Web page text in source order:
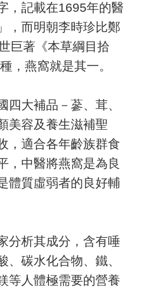
，記載在1695年的醫
，而明朝李時珍比鄭
巨著《本草綱目拾
，燕窩就是其一。
四大補品－蔘、茸、
美容及養生滋補聖
，適合各年齡族群食
，中醫將燕窩是為良
體質虛弱者的良好輔
分析其成分，含有唾
、碳水化合物、鐵、
等人體極需要的營養